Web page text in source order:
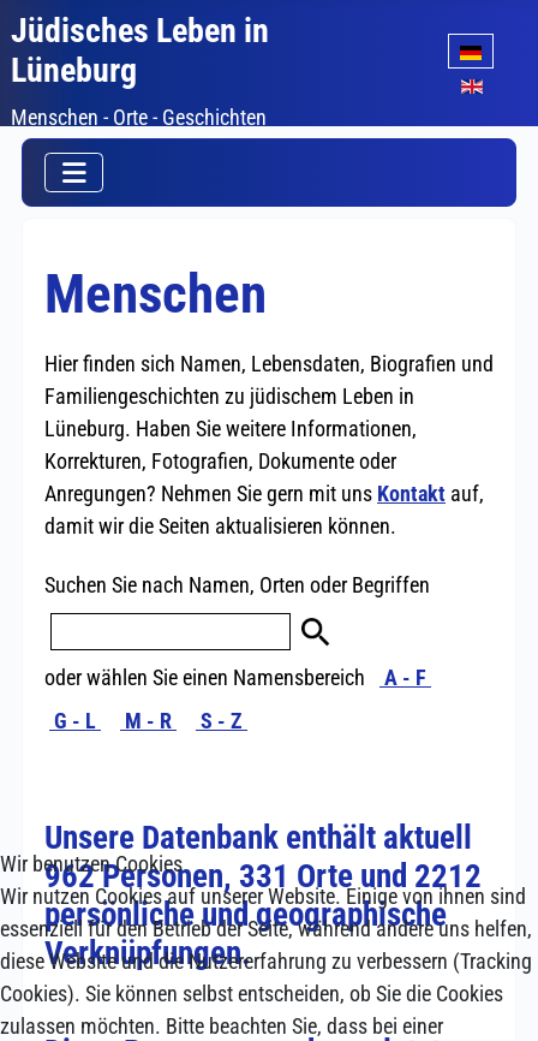
Jüdisches Leben in
Lüneburg
Menschen - Orte - Geschichten
Sprache
Wir benutzen Cookies
Wir nutzen Cookies auf unserer Website. Einige von ihnen sind
essenziell für den Betrieb der Seite, während andere uns helfen,
diese Website und die Nutzererfahrung zu verbessern (Tracking
Cookies). Sie können selbst entscheiden, ob Sie die Cookies
zulassen möchten. Bitte beachten Sie, dass bei einer